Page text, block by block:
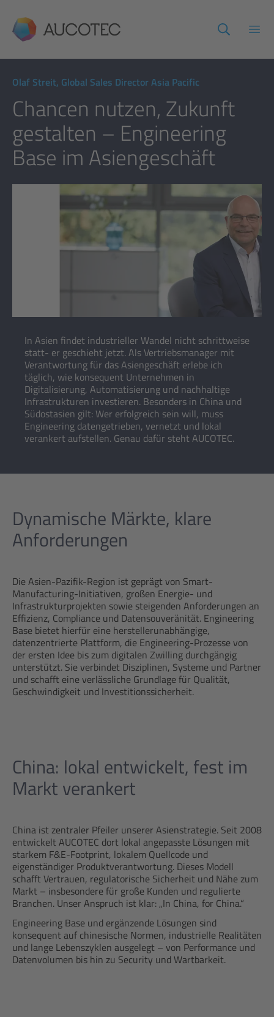
AUCOTEC
Olaf Streit, Global Sales Director Asia Pacific
Chancen nutzen, Zukunft
gestalten – Engineering
Base im Asiengeschäft
In Asien findet industrieller Wandel nicht schrittweise
statt- er geschieht jetzt. Als Vertriebsmanager mit
Verantwortung für das Asiengeschäft erlebe ich
täglich, wie konsequent Unternehmen in
Digitalisierung, Automatisierung und nachhaltige
Infrastrukturen investieren. Besonders in China und
Südostasien gilt: Wer erfolgreich sein will, muss
Engineering datengetrieben, vernetzt und lokal
verankert aufstellen. Genau dafür steht AUCOTEC.
Dynamische Märkte, klare
Anforderungen
Die Asien-Pazifik-Region ist geprägt von Smart-
Manufacturing-Initiativen, großen Energie- und
Infrastrukturprojekten sowie steigenden Anforderungen an
Effizienz, Compliance und Datensouveränität. Engineering
Base bietet hierfür eine herstellerunabhängige,
datenzentrierte Plattform, die Engineering-Prozesse von
der ersten Idee bis zum digitalen Zwilling durchgängig
unterstützt. Sie verbindet Disziplinen, Systeme und Partner
und schafft eine verlässliche Grundlage für Qualität,
Geschwindigkeit und Investitionssicherheit.
China: lokal entwickelt, fest im
Markt verankert
China ist zentraler Pfeiler unserer Asienstrategie. Seit 2008
entwickelt AUCOTEC dort lokal angepasste Lösungen mit
starkem F&E-Footprint, lokalem Quellcode und
eigenständiger Produktverantwortung. Dieses Modell
schafft Vertrauen, regulatorische Sicherheit und Nähe zum
Markt – insbesondere für große Kunden und regulierte
Branchen. Unser Anspruch ist klar: „In China, for China.“
Engineering Base und ergänzende Lösungen sind
konsequent auf chinesische Normen, industrielle Realitäten
und lange Lebenszyklen ausgelegt – von Performance und
Datenvolumen bis hin zu Security und Wartbarkeit.